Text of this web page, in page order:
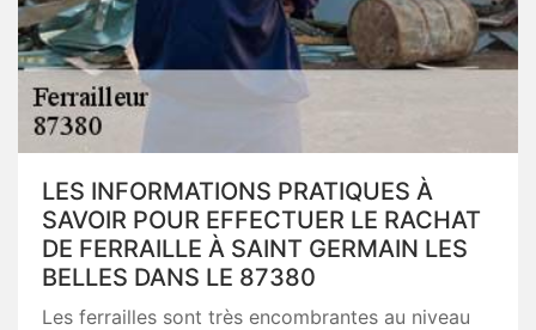
LES INFORMATIONS PRATIQUES À
SAVOIR POUR EFFECTUER LE RACHAT
DE FERRAILLE À SAINT GERMAIN LES
BELLES DANS LE 87380
Les ferrailles sont très encombrantes au niveau